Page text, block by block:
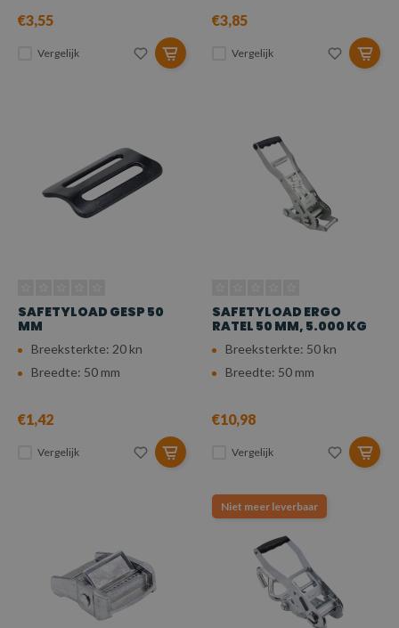
€3,55
Vergelijk
€3,85
Vergelijk
SAFETYLOAD GESP 50
MM
Breeksterkte: 20 kn
Breedte: 50 mm
€1,42
Vergelijk
SAFETYLOAD ERGO
RATEL 50 MM, 5.000 KG
Breeksterkte: 50 kn
Breedte: 50 mm
€10,98
Vergelijk
Niet meer leverbaar